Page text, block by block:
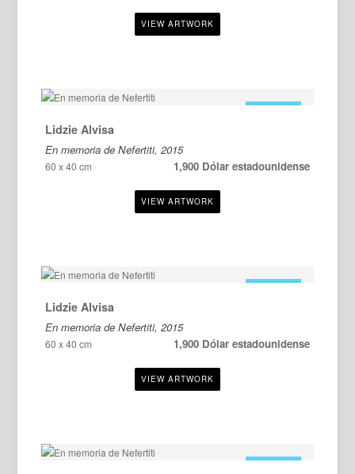
Lidzie Alvisa
En memoria de Nefertiti, 2015
60 x 40 cm 1,900 Dólar estadounidense
Lidzie Alvisa
En memoria de Nefertiti, 2015
60 x 40 cm 1,900 Dólar estadounidense